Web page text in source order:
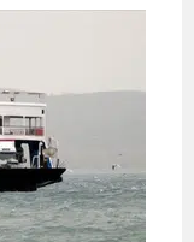
Bolu
Burdur